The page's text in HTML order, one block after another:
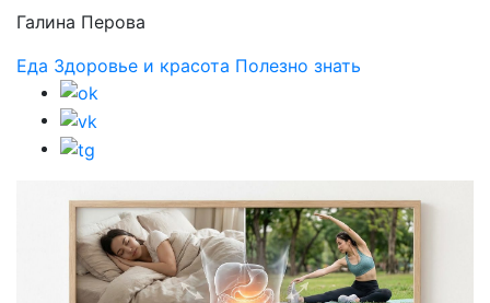
Галина Перова
Еда Здоровье и красота Полезно знать